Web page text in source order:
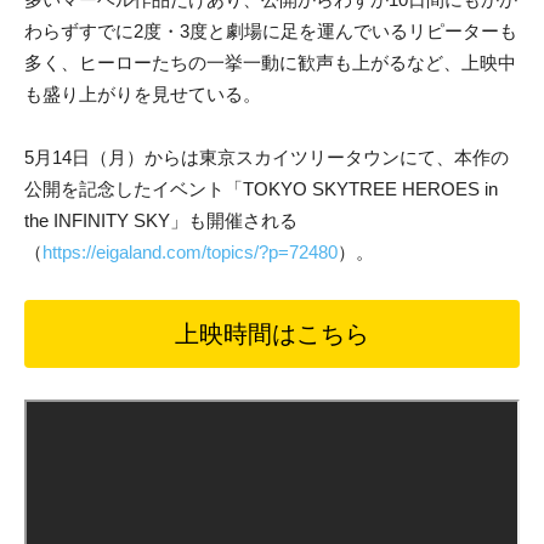
わらずすでに2度・3度と劇場に足を運んでいるリピーターも
多く、ヒーローたちの一挙一動に歓声も上がるなど、上映中
も盛り上がりを見せている。
5月14日（月）からは東京スカイツリータウンにて、本作の
公開を記念したイベント「TOKYO SKYTREE HEROES in
the INFINITY SKY」も開催される
（https://eigaland.com/topics/?p=72480）。
上映時間はこちら